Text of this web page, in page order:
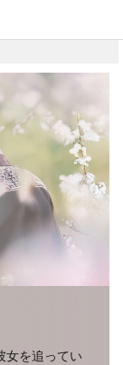
女を追ってい